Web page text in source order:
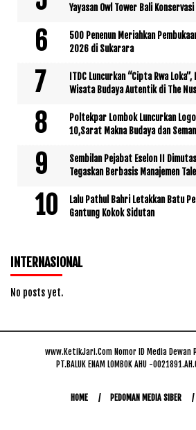
Yayasan Owl Tower Bali
500 Penenun Meriahkan
2026 di Sukarara
ITDC Luncurkan “Cipta Rwa
Wisata Budaya Autentik di The
Poltekpar Lombok Luncurkan
10,Sarat Makna Budaya dan
Sembilan Pejabat Eselon II
Tegaskan Berbasis Manajemen
Lalu Pathul Bahri Letakkan Batu
Gantung Kokok Sidutan
INTERNASIONAL
No posts yet.
www.KetikJari.Com Nomor ID Media Dewan
PT.BALUK ENAM LOMBOK AHU -
HOME PEDOMAN MEDIA SIBER